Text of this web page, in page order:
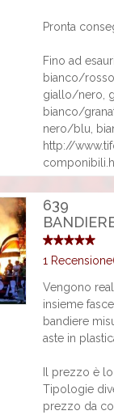
Pronta
Fino ad
bianco/
giallo/nero,
bianco/
nero/blu,
http://
639
1
Vengono
insieme
bandiere
aste in
Il prezzo è
Tipologie
prezzo da